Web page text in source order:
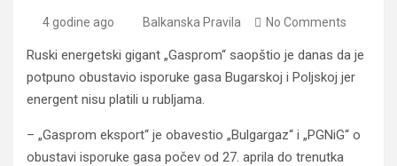
4 godine ago Balkanska Pravila No Comments
Ruski energetski gigant „Gasprom“ saopštio je danas da je
potpuno obustavio isporuke gasa Bugarskoj i Poljskoj jer
energent nisu platili u rubljama.
– „Gasprom eksport“ je obavestio „Bulgargaz“ i „PGNiG“ o
obustavi isporuke gasa počev od 27. aprila do trenutka